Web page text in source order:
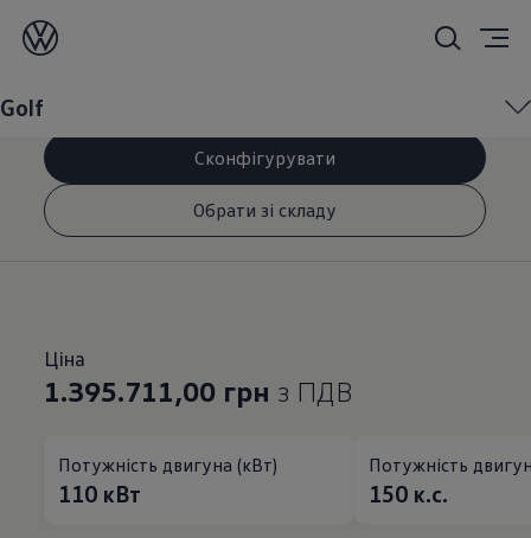
Golf
Сконфігурувати
Обрати зі складу
Ціна
1.395.711,00 грн з ПДВ
Потужність двигуна (кВт)
110 кВт
Потужність
150 к.с.